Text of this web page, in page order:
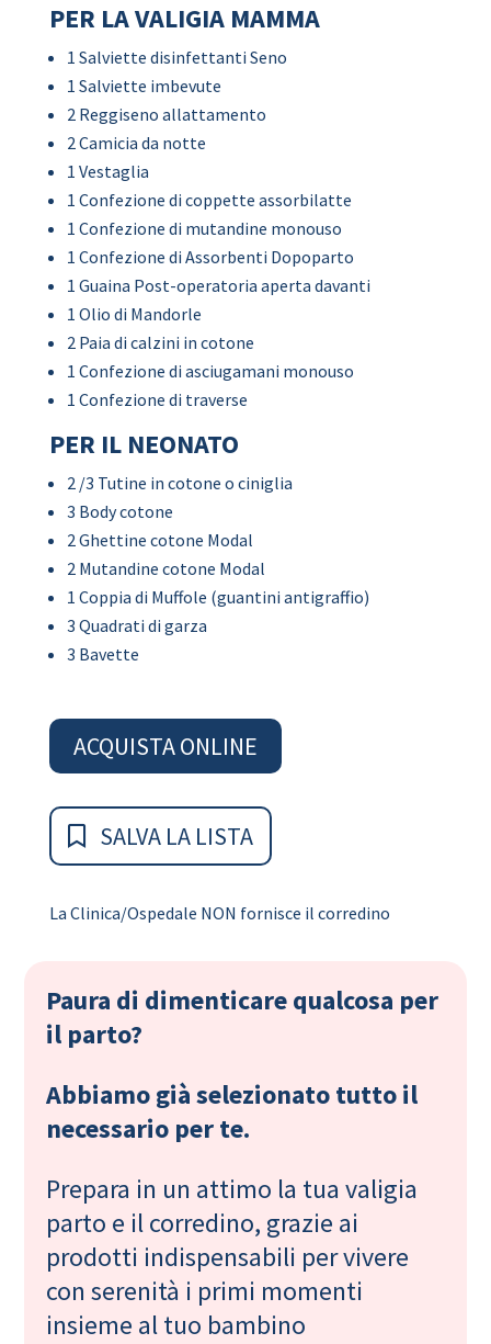
PER LA VALIGIA MAMMA
1 Salviette disinfettanti Seno
1 Salviette imbevute
2 Reggiseno allattamento
2 Camicia da notte
1 Vestaglia
1 Confezione di coppette assorbilatte
1 Confezione di mutandine monouso
1 Confezione di Assorbenti Dopoparto
1 Guaina Post-operatoria aperta davanti
1 Olio di Mandorle
2 Paia di calzini in cotone
1 Confezione di asciugamani monouso
1 Confezione di traverse
PER IL NEONATO
2 /3 Tutine in cotone o ciniglia
3 Body cotone
2 Ghettine cotone Modal
2 Mutandine cotone Modal
1 Coppia di Muffole (guantini antigraffio)
3 Quadrati di garza
3 Bavette
ACQUISTA ONLINE
SALVA LA LISTA
La Clinica/Ospedale NON fornisce il corredino
Paura di dimenticare qualcosa per
il parto?
Abbiamo già selezionato tutto il
necessario per te.
Prepara in un attimo la tua valigia
parto e il corredino, grazie ai
prodotti indispensabili per vivere
con serenità i primi momenti
insieme al tuo bambino